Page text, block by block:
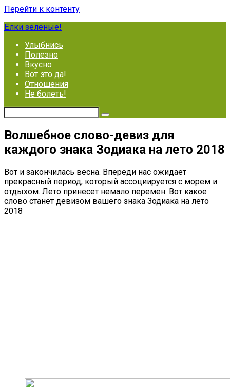
Перейти к контенту
Ёлки зелёные!
Улыбнись
Полезно
Вкусно
Вот это да!
Отношения
Не болеть!
Волшебное слово-девиз для
каждого знака Зодиака на лето 2018
Вот и закончилась весна. Впереди нас ожидает
прекрасный период, который ассоциируется с морем и
отдыхом. Лето принесет немало перемен. Вот какое
слово станет девизом вашего знака Зодиака на лето
2018